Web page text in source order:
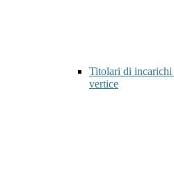
Titolari di
vertice